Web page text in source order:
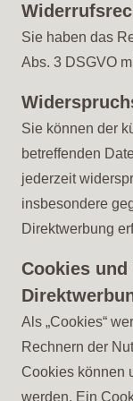
Sie haben das
Abs. 3 DSGVO
Sie können der
betreffenden
jederzeit
insbesondere
Direktwerbung
Cookies
Als „Cookies“
Rechnern der
Cookies können
werden. Ein